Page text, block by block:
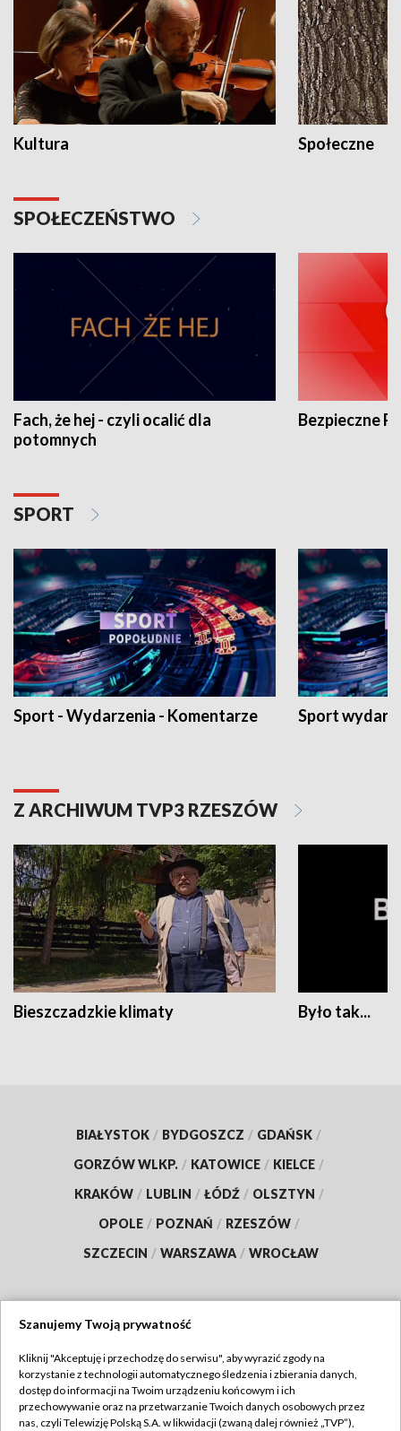
Kultura Społeczne
SPOŁECZEŃSTWO
Fach, że hej - czyli ocalić dla
potomnych
Bezpieczne
SPORT
Sport - Wydarzenia - Komentarze Sport
Z ARCHIWUM TVP3 RZESZÓW
Bieszczadzkie klimaty Było tak...
BIAŁYSTOK / BYDGOSZCZ / GDAŃSK /
GORZÓW WLKP. / KATOWICE / KIELCE /
KRAKÓW / LUBLIN / ŁÓDŹ / OLSZTYN /
OPOLE / POZNAŃ / RZESZÓW /
SZCZECIN / WARSZAWA / WROCŁAW
TVP
Abonament TVP
Regulamin TVP
Szanujemy Twoją prywatność
Kliknij "Akceptuję i przechodzę do serwisu", aby wyrazić zgody na
korzystanie z technologii automatycznego śledzenia i zbierania danych,
dostęp do informacji na Twoim urządzeniu końcowym i ich
przechowywanie oraz na przetwarzanie Twoich danych osobowych przez
nas, czyli Telewizję Polską S.A. w likwidacji (zwaną dalej również „TVP”),